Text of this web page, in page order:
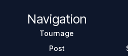
Navigation
Tournage
Post